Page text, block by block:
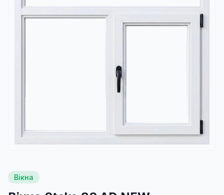
Вікна